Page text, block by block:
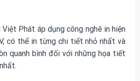
Phát áp dụng công nghê in hiện
có thể in từng chi tiết nhỏ nhất và
quanh bình đối với những họa tiết